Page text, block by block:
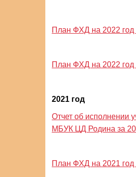
План ФХД на 2022 год
План ФХД на 2022 год
2021 год
Отчет об исполнении
МБУК ЦД Родина за
План ФХД на 2021 год